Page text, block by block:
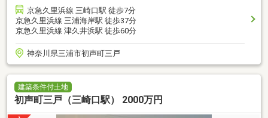
京急久里浜線 三崎口駅 徒歩7分
京急久里浜線 三浦海岸駅 徒歩37分
京急久里浜線 津久井浜駅 徒歩60分
神奈川県三浦市初声町三戸
建築条件付土地
初声町三戸（三崎口駅） 2000万円